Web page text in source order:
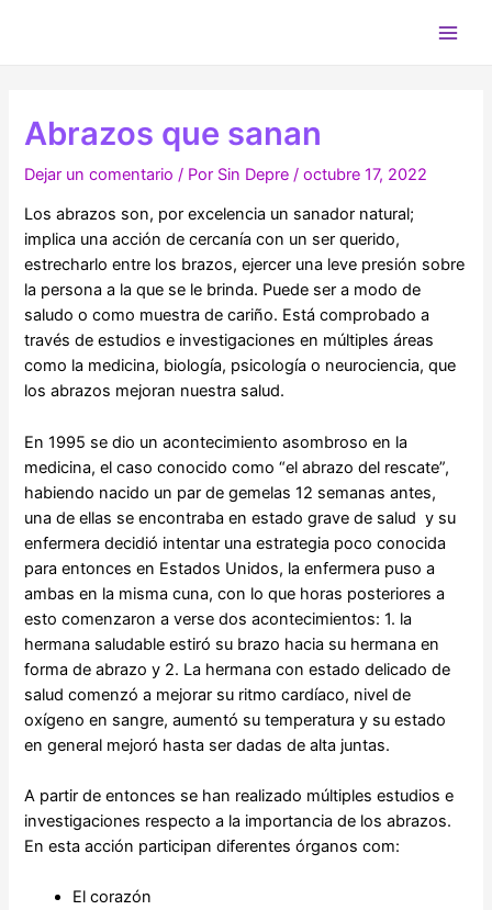
Abrazos que sanan
Dejar un comentario / Por Sin Depre /octubre 17, 2022
Los abrazos son, por excelencia un sanador natural;
implica una acción de cercanía con un ser querido,
estrecharlo entre los brazos, ejercer una leve presión sobre
la persona a la que se le brinda. Puede ser a modo de
saludo o como muestra de cariño. Está comprobado a
través de estudios e investigaciones en múltiples áreas
como la medicina, biología, psicología o neurociencia, que
los abrazos mejoran nuestra salud.
En 1995 se dio un acontecimiento asombroso en la
medicina, el caso conocido como “el abrazo del rescate”,
habiendo nacido un par de gemelas 12 semanas antes,
una de ellas se encontraba en estado grave de salud y su
enfermera decidió intentar una estrategia poco conocida
para entonces en Estados Unidos, la enfermera puso a
ambas en la misma cuna, con lo que horas posteriores a
esto comenzaron a verse dos acontecimientos: 1. la
hermana saludable estiró su brazo hacia su hermana en
forma de abrazo y 2. La hermana con estado delicado de
salud comenzó a mejorar su ritmo cardíaco, nivel de
oxígeno en sangre, aumentó su temperatura y su estado
en general mejoró hasta ser dadas de alta juntas.
A partir de entonces se han realizado múltiples estudios e
investigaciones respecto a la importancia de los abrazos.
En esta acción participan diferentes órganos com:
El corazón